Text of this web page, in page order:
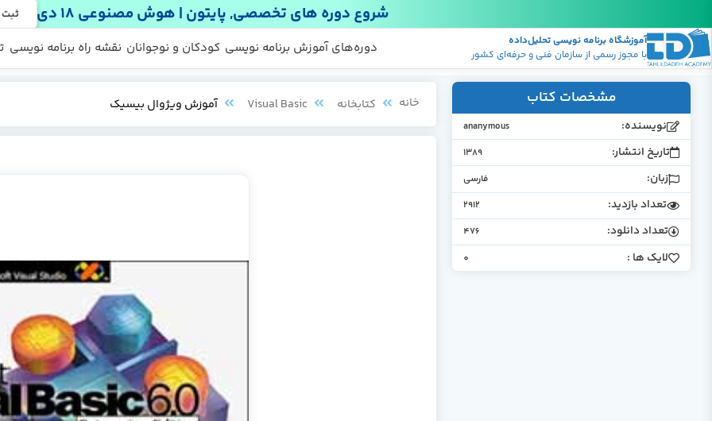
شروع دوره های تخصصی, پایتون | هوش مصنوعی 18 دی ثبت
آموزشگاه برنامه نویسی تحلیل‌داده
با مجوز رسمی از سازمان فنی و حرفه‌ای کشور
دوره‌های آموزش برنامه نویسی
پکیج ها
منابع رایگان کودکان و نوجوانان نقشه راه برنامه نویسی
مشخصات کتاب
نویسنده: ananymous
تاریخ انتشار: 1389
زبان: فارسی
تعداد بازدید: 2912
تعداد دانلود: 476
لایک ها : 0
خانه کتابخانه Visual Basic آموزش ویژوال بیسیک